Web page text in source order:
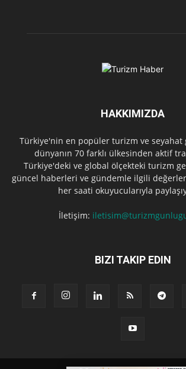
HAKKIMIZDA
Türkiye'nin en popüler turizm ve seyahat
dünyanın 70 farklı ülkesinden aktif
Türkiye'deki ve global ölçekteki turizm
güncel haberleri ve gündemle ilgili
her saati okuyucularıyla
İletişim:
BIZI TAKIP EDIN